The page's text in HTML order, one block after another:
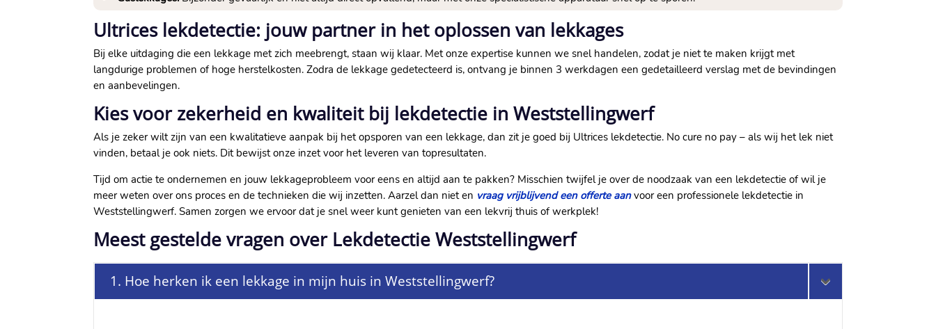
Ultrices lekdetectie: jouw partner in het oplossen van lekkages
Bij elke uitdaging die een lekkage met zich meebrengt, staan wij klaar.​ Met onze expertise kunnen we snel handelen, zodat je niet te maken krijgt met
langdurige problemen of hoge herstelkosten.​ Zodra de lekkage gedetecteerd is, ontvang je binnen 3 werkdagen een gedetailleerd verslag met de bevindingen
en aanbevelingen.​
Kies voor zekerheid en kwaliteit bij lekdetectie in Weststellingwerf
Als je zeker wilt zijn van een kwalitatieve aanpak bij het opsporen van een lekkage, dan zit je goed bij Ultrices lekdetectie.​ No cure no pay – als wij het lek niet
vinden, betaal je ook niets.​ Dit bewijst onze inzet voor het leveren van topresultaten.​
Tijd om actie te ondernemen en jouw lekkageprobleem voor eens en altijd aan te pakken? Misschien twijfel je over de noodzaak van een lekdetectie of wil je
meer weten over ons proces en de technieken die wij inzetten.​ Aarzel dan niet en vraag vrijblijvend een offerte aanvoor een professionele lekdetectie in
Weststellingwerf.​ Samen zorgen we ervoor dat je snel weer kunt genieten van een lekvrij thuis of werkplek!
Meest gestelde vragen over Lekdetectie Weststellingwerf
1. Hoe herken ik een lekkage in mijn huis in Weststellingwerf?